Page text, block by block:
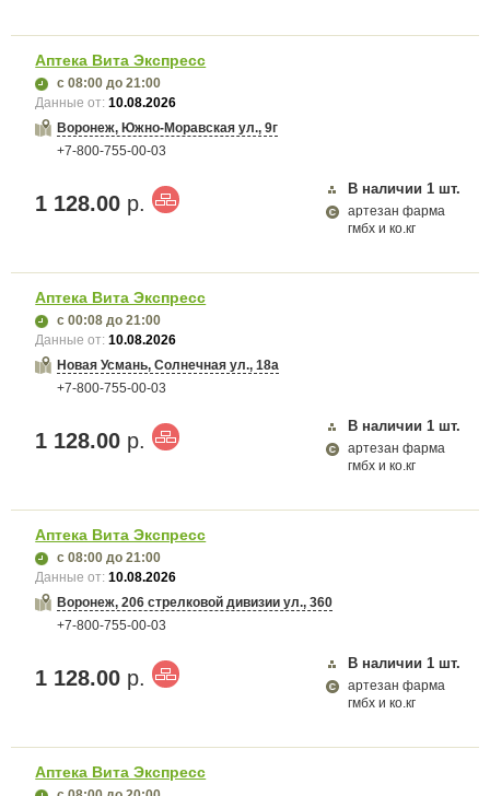
Аптека Вита Экспресс
с 08:00 до 21:00
Данные от:10.08.2026
Воронеж, Южно-Моравская ул., 9г
+7-800-755-00-03
1 128.00 р.
В наличии 1 шт.
артезан фарма
гмбх и ко.кг
Аптека Вита Экспресс
с 00:08 до 21:00
Данные от:10.08.2026
Новая Усмань, Солнечная ул., 18а
+7-800-755-00-03
1 128.00 р.
В наличии 1 шт.
артезан фарма
гмбх и ко.кг
Аптека Вита Экспресс
с 08:00 до 21:00
Данные от:10.08.2026
Воронеж, 206 стрелковой дивизии ул., 360
+7-800-755-00-03
1 128.00 р.
В наличии 1 шт.
артезан фарма
гмбх и ко.кг
Аптека Вита Экспресс